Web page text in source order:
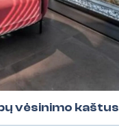
nuo saulės
vėsinimo kaštus